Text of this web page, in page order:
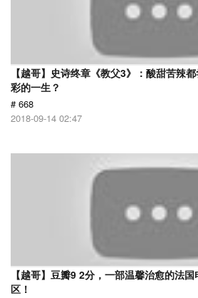
【越哥】史诗终章《教父3》：酸甜苦辣
彩的一生？
# 668
2018-09-14 02:47
【越哥】豆瓣9 2分，一部温馨治愈的法
区！